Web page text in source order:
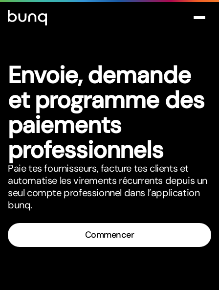
Envoie, demande
et programme des
paiements
professionnels
Paie tes fournisseurs, facture tes clients et
automatise les virements récurrents depuis un
seul compte professionnel dans l’application
bunq.
Commencer